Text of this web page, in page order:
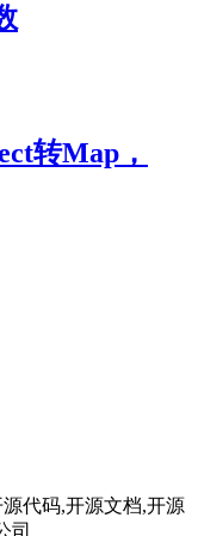
转Map，
代码,开源文档,开源
司